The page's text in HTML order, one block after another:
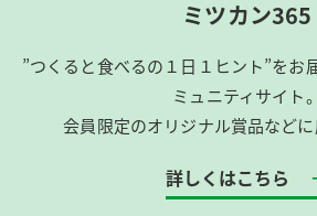
ミツカン365
”つくると食べるの１日１ヒント”をお
ミュニティサイト。
会員限定のオリジナル賞品などに
詳しくはこちら